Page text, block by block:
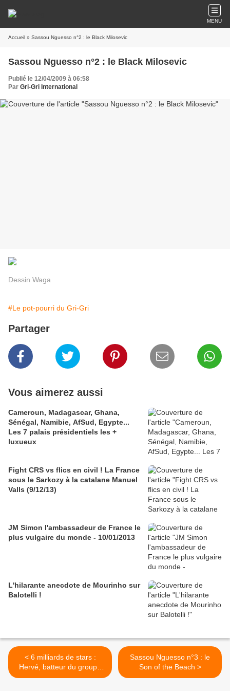
MENU
Accueil » Sassou Nguesso n°2 : le Black Milosevic
Sassou Nguesso n°2 : le Black Milosevic
Publié le 12/04/2009 à 06:58
Par Gri-Gri International
Dessin Waga
#Le pot-pourri du Gri-Gri
Partager
Vous aimerez aussi
Cameroun, Madagascar, Ghana,
Sénégal, Namibie, AfSud, Egypte...
Les 7 palais présidentiels les +
luxueux
Fight CRS vs flics en civil ! La France
sous le Sarkozy à la catalane Manuel
Valls (9/12/13)
JM Simon l'ambassadeur de France le
plus vulgaire du monde - 10/01/2013
L'hilarante anecdote de Mourinho sur
Balotelli !
< 6 milliards de stars :
Hervé, batteur du groupe
Control Club
Sassou Nguesso n°3 : le
Son of the Beach >